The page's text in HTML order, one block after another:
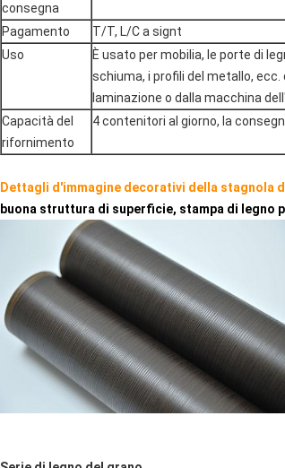
consegna
Pagamento
T/T, L/C a signt
Uso
È usato per mobilia, le porte di
schiuma, i profili del metallo,
laminazione o dalla macchina
Capacità del
rifornimento
4 contenitori al giorno, la
Dettagli d'immagine decorativi della stagnola
buona struttura di superficie, stampa di legno